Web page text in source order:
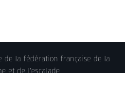
de la fédération française de la
et de l'escalade